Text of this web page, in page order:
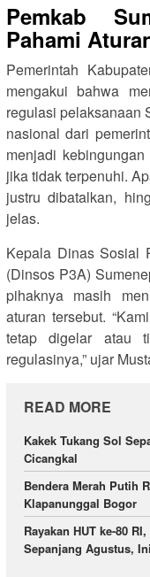
Pemkab
Pahami
Pemerintah
mengakui bahwa
regulasi pelaksanaan
nasional dari
menjadi
jika tidak terpenuhi.
justru dibatalkan,
jelas.
Kepala Dinas Sosial
(Dinsos P3A)
pihaknya masih
aturan tersebut.
tetap digelar atau
regulasinya,” ujar
READ MORE
Kakek Tukang Sol
Cicangkal
Bendera Merah Putih
Klapanunggal Bogor
Rayakan HUT ke-80
Sepanjang Agustus,